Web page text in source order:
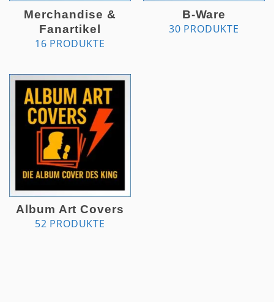
Merchandise &
Fanartikel
16 PRODUKTE
B-Ware
30 PRODUKTE
Album Art Covers
52 PRODUKTE